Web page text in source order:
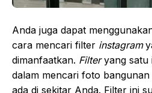
Anda juga dapat
cara mencari filter instagram
dimanfaatkan. Filteryang
dalam mencari foto
ada di sekitar Anda. Filter ini